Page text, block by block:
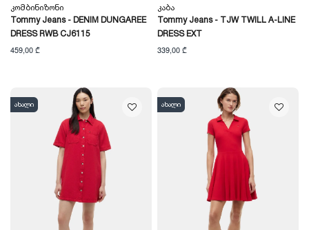
Კომბინიზონი
Tommy Jeans - DENIM DUNGAREE
DRESS RWB CJ6115
459,00 ₾
Კაბა
Tommy Jeans - TJW TWILL A-LINE
DRESS EXT
339,00 ₾
ახალი ახალი